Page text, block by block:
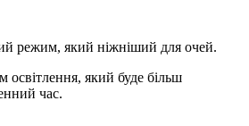
режим, який ніжніший для очей.
освітлення, який буде більш
час.